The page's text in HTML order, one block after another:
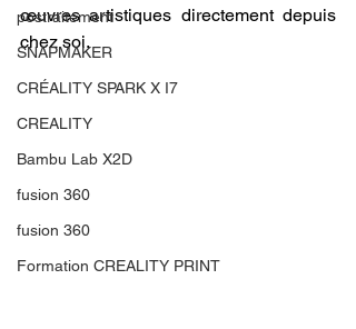
postraitement
SNAPMAKER
CRÉALITY SPARK X I7
CREALITY
Bambu Lab X2D
fusion 360
fusion 360
Formation CREALITY PRINT
œuvres artistiques directement depuis
chez soi.